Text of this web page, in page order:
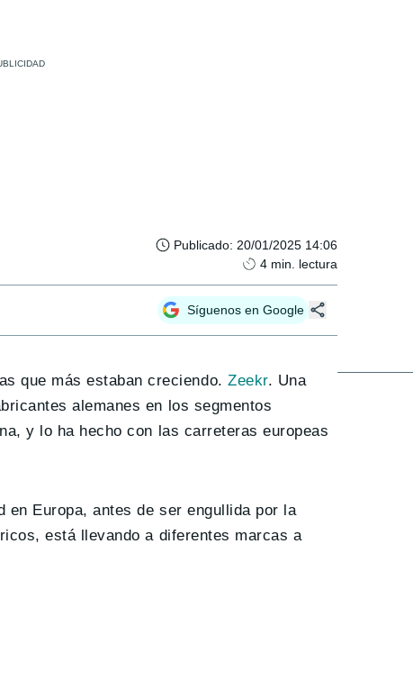
Publicado: 20/01/2025 14:06
4 min. lectura
Síguenos en Google
que más estaban creciendo. Zeekr. Una
alemanes en los segmentos
y lo ha hecho con las carreteras europeas
en Europa, antes de ser engullida por la
está llevando a diferentes marcas a